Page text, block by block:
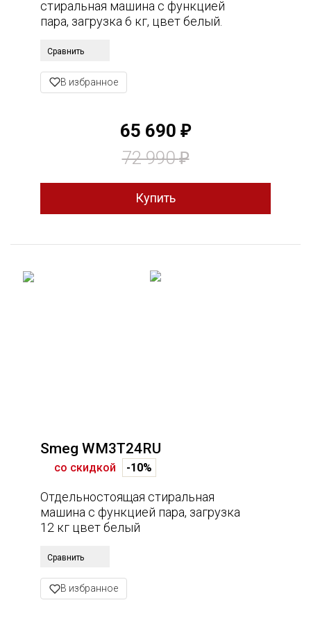
стиральная машина с функцией
пара, загрузка 6 кг, цвет белый.
Сравнить
В избранное
65 690 ₽
72 990₽
Smeg WM3T24RU
со скидкой -10%
Отдельностоящая стиральная
машина с функцией пара, загрузка
12 кг цвет белый
Сравнить
В избранное